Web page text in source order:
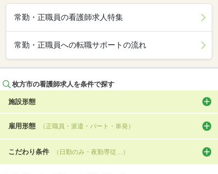
常勤・正職員の看護師求人特集
常勤・正職員への転職サポートの流れ
枚方市の看護師求人を条件で探す
施設形態
雇用形態 （正職員・派遣・パート・単発）
こだわり条件 （日勤のみ・夜勤専従…）